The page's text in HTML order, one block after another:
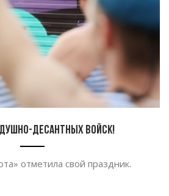
десантных войск!
отметила свой праздник.